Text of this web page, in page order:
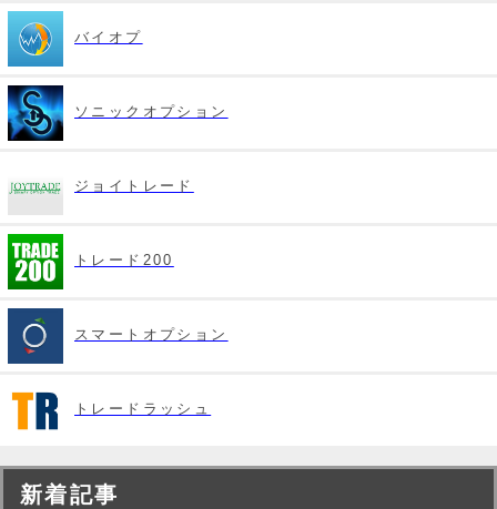
バイオプ
ソニックオプション
ジョイトレード
トレード200
スマートオプション
トレードラッシュ
新着記事